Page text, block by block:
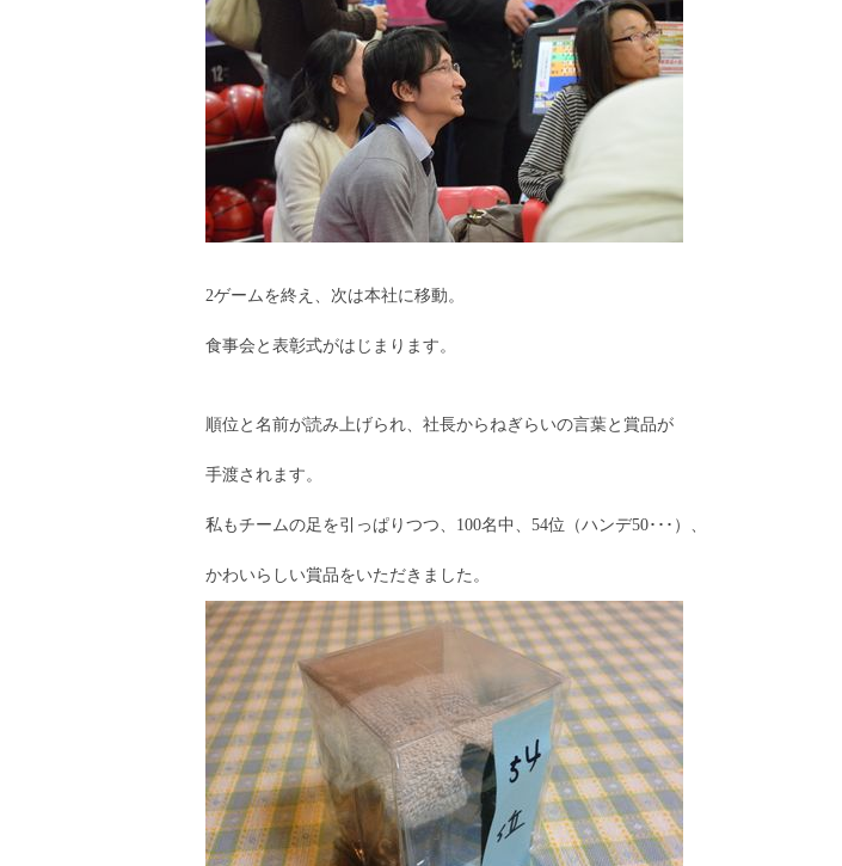
2ゲームを終え、次は本社に移動。
食事会と表彰式がはじまります。
順位と名前が読み上げられ、社長からねぎらいの言葉と賞品が
手渡されます。
私もチームの足を引っぱりつつ、100名中、54位（ハンデ50･･･）、
かわいらしい賞品をいただきました。